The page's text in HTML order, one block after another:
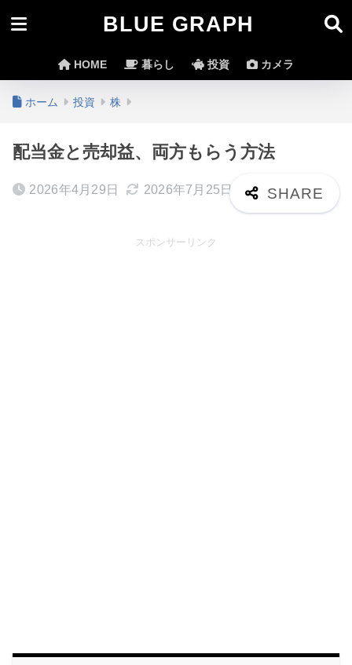
BLUE GRAPH
HOME 暮らし 投資 カメラ
ホーム 投資 株
配当金と売却益、両方もらう方法
2026年4月29日 2026年7月25日
スポンサーリンク